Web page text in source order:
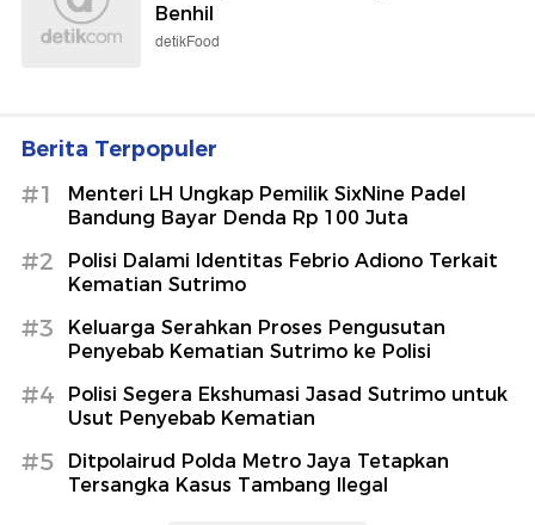
Benhil
detikFood
Berita Terpopuler
#1
Menteri LH Ungkap Pemilik SixNine Padel
Bandung Bayar Denda Rp 100 Juta
#2
Polisi Dalami Identitas Febrio Adiono Terkait
Kematian Sutrimo
#3
Keluarga Serahkan Proses Pengusutan
Penyebab Kematian Sutrimo ke Polisi
#4
Polisi Segera Ekshumasi Jasad Sutrimo untuk
Usut Penyebab Kematian
#5
Ditpolairud Polda Metro Jaya Tetapkan
Tersangka Kasus Tambang Ilegal